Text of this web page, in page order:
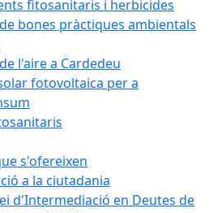
fitosanitaris i herbicides
bones pràctiques ambientals
l'aire a Cardedeu
fotovoltaica per a
s'ofereixen
a la ciutadania
d'Intermediació en Deutes de